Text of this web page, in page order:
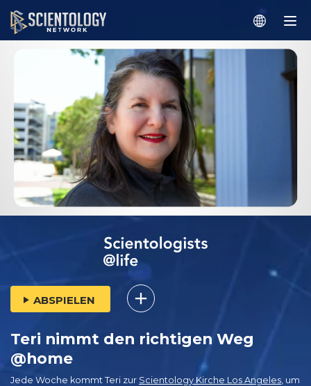
ABSPIELEN
Teri nimmt den richtigen Weg
@home
Jede Woche kommt Teri zur Scientology Kirche Los Angeles , um